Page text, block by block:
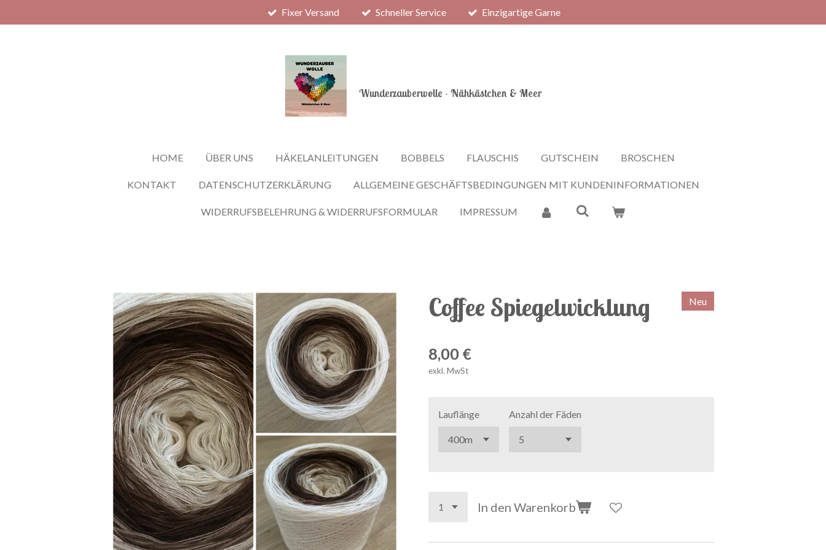
Hauptinhalt
Fixer Versand Schneller Service Einzigartige Garne
Wunderzauberwolle - Nähkästchen & Meer
HOME ÜBER UNS HÄKELANLEITUNGEN BOBBELS FLAUSCHIS GUTSCHEIN BROSCHEN
KONTAKT DATENSCHUTZERKLÄRUNG ALLGEMEINE GESCHÄFTSBEDINGUNGEN MIT KUNDENINFORMATIONEN
WIDERRUFSBELEHRUNG & WIDERRUFSFORMULAR IMPRESSUM
Coffee Spiegelwicklung Neu
8,00 €
exkl. MwSt
Lauflänge Anzahl der Fäden
In den Warenkorb